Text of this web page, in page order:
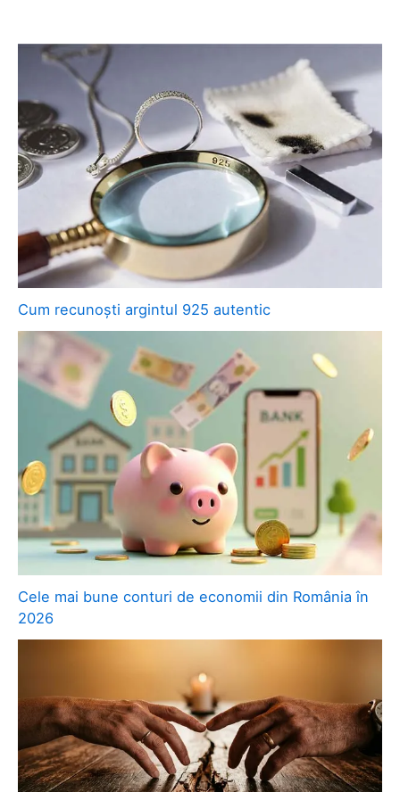
Cum recunoști argintul 925 autentic
Cele mai bune conturi de economii din România în
2026